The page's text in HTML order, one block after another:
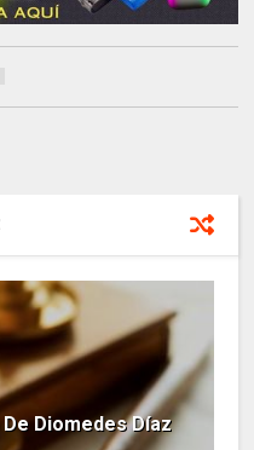
Diomedes Díaz